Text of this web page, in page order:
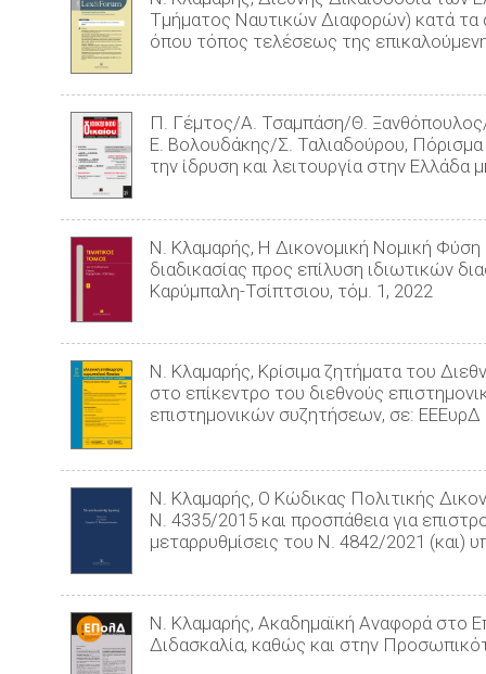
Τμήματος Ναυτικών Διαφορών) κατά τα
όπου τόπος τελέσεως της
Π. Γέμτος/Α. Τσαμπάση/Θ.
Ε. Βολουδάκης/Σ. Ταλιαδούρου, Πόρισμα
την ίδρυση και λειτουργία στην
Ν. Κλαμαρής, Η Δικονομική Νομική
διαδικασίας προς επίλυση ιδιωτικών
Καρύμπαλη-Τσίπτσιου, τόμ. 1, 2022
Ν. Κλαμαρής, Kρίσιμα ζητήματα του
στο επίκεντρο του διεθνούς
επιστημονικών συζητήσεων, σε:
Ν. Κλαμαρής, Ο Κώδικας Πολιτικής
Ν. 4335/2015 και προσπάθεια για
μεταρρυθμίσεις του Ν. 4842/2021 (και)
Ν. Κλαμαρής, Ακαδημαϊκή Αναφορά στο
Διδασκαλία, καθώς και στην